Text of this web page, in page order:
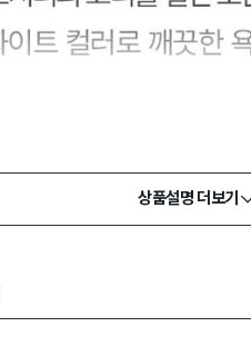
상품설명 더보기